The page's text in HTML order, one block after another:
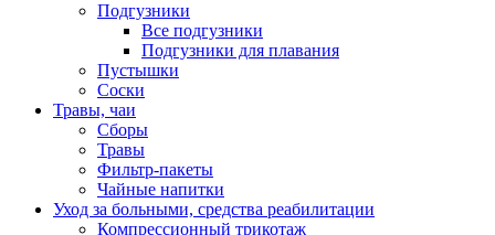
Подгузники
Все подгузники
Подгузники для плавания
Пустышки
Соски
Травы, чаи
Сборы
Травы
Фильтр-пакеты
Чайные напитки
Уход за больными, средства реабилитации
Компрессионный трикотаж